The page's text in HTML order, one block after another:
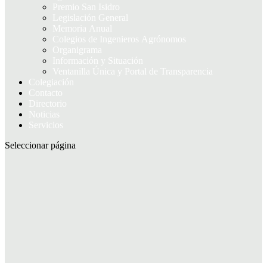
Premio San Isidro
Legislación General
Memoria Anual
Colegios de Ingenieros Agrónomos
Organigrama
Información y Situación
Ventanilla Única y Portal de Transparencia
Colegiación
Contacto
Directorio
Noticias
Servicios
Seleccionar página